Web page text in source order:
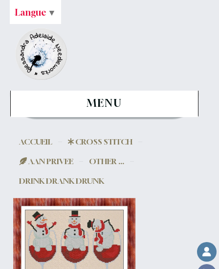
MENU
ACCUEIL
CROSS STITCH
AAN PRIVEE
OTHER ...
DRINK DRANK DRUNK
Langue ▼